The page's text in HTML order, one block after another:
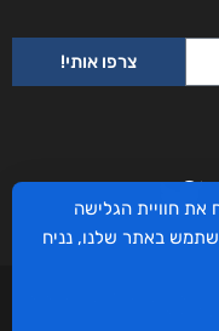
צרפו אותי!
טכנולוגיות בע"מ שד אבא
את חוויית הגלישה
באתר שלנו, נניח